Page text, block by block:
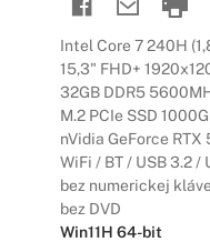
Intel Core 7 240H
15,3" FHD+
32GB DDR5
M.2 PCIe SSD
nVidia GeForce RTX
WiFi / BT / USB 3.2 /
bez numerickej
bez DVD
Win11H 64-bit